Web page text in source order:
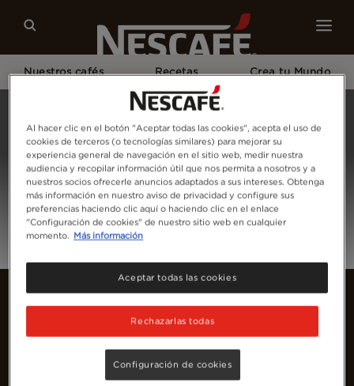
Nuestros cafés Recetas Crea tu Mundo
Inicia Sesión
Al hacer clic en el botón "Aceptar todas las cookies", acepta el uso de
cookies de terceros (o tecnologías similares) para mejorar su
experiencia general de navegación en el sitio web, medir nuestra
audiencia y recopilar información útil que nos permita a nosotros y a
nuestros socios ofrecerle anuncios adaptados a sus intereses. Obtenga
más información en nuestro aviso de privacidad y configure sus
preferencias haciendo clic aquí o haciendo clic en el enlace
"Configuración de cookies" de nuestro sitio web en cualquier
momento. Más información
Rechazarlas todas
Aceptar todas las cookies
Configuración de cookies